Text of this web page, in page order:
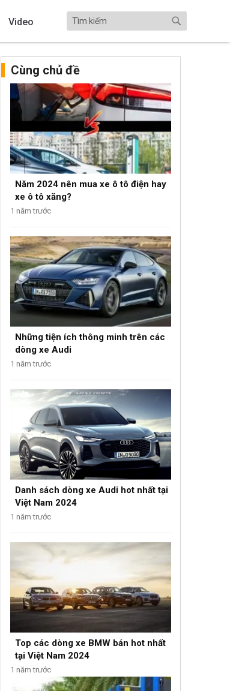
Video
Cùng chủ đề
Năm 2024 nên mua xe ô tô điện hay
xe ô tô xăng?
1 năm trước
Những tiện ích thông minh trên các
dòng xe Audi
1 năm trước
Danh sách dòng xe Audi hot nhất tại
Việt Nam 2024
1 năm trước
Top các dòng xe BMW bán hot nhất
tại Việt Nam 2024
1 năm trước